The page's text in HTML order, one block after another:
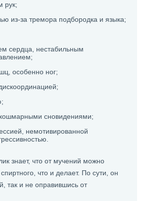
рук;
из-за тремора подбородка и языка;
сердца, нестабильным
особенно ног;
сновидениями;
немотивированной
знает, что от мучений можно
что и делает. По сути, он
так и не оправившись от